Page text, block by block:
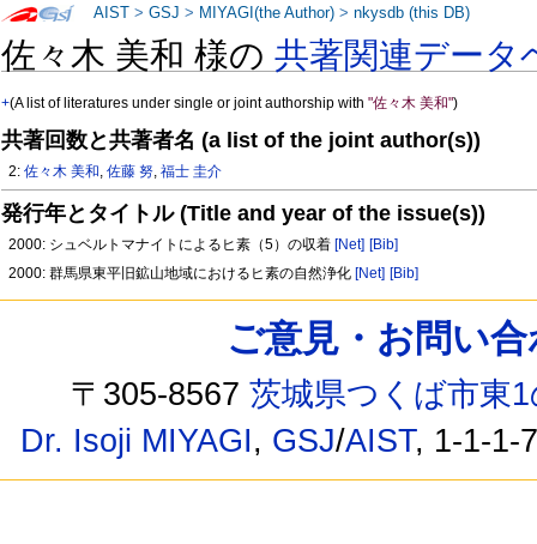
佐々木 美和 様の共著関連データ
+(A list of literatures under single or joint authorship with"佐々木 美和")
共著回数と共著者名 (a list of the joint author(s))
2:佐々木 美和,佐藤 努,福士 圭介
発行年とタイトル (Title and year of the issue(s))
2000: シュベルトマナイトによるヒ素（5）の収着 [Net] [Bib]
2000: 群馬県東平旧鉱山地域におけるヒ素の自然浄化 [Net] [Bib]
AIST >GSJ > MIYAGI(the Author) >nkysdb (this DB)
ご意見・お問い
〒305-8567茨城県つくば市東
Dr. Isoji MIYAGI, GSJ/AIST, 1-1-1-